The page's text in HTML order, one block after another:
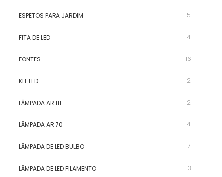
ESPETOS PARA JARDIM 5
FITA DE LED 4
FONTES 16
KIT LED 2
LÂMPADA AR 111 2
LÂMPADA AR 70 4
LÂMPADA DE LED BULBO 7
LÂMPADA DE LED FILAMENTO 13